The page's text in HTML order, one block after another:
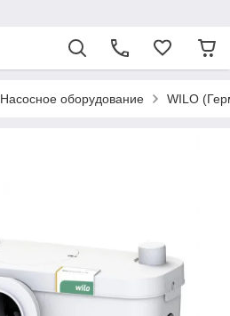
Насосное оборудование WILO